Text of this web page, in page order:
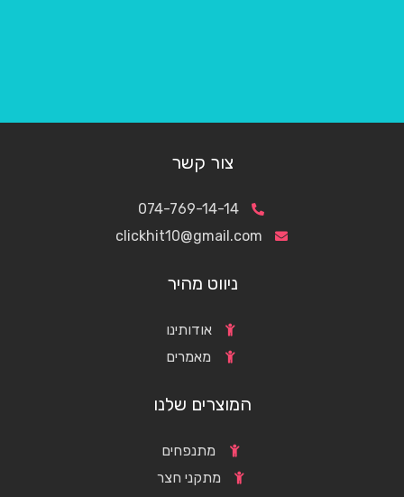
צור קשר
074-769-14-14
clickhit10@gmail.com
ניווט מהיר
אודותינו
מאמרים
המוצרים שלנו
מתנפחים
מתקני חצר